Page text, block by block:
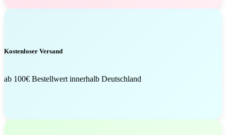
Kostenloser Versand
ab 100€ Bestellwert innerhalb Deutschland